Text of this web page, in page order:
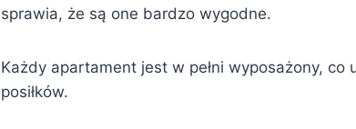
sprawia, że są one bardzo wygodne.
Każdy apartament jest w pełni wyposażony,
posiłków.